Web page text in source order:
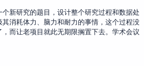
新研究的题目，设计整个研究过程和数据处
消耗体力、脑力和耐力的事情，这个过程没
而让老项目就此无期限搁置下去。学术会议